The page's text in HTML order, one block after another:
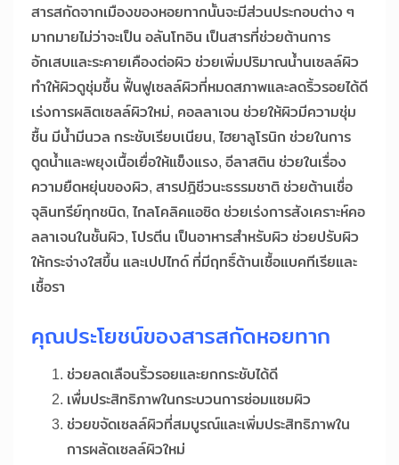
สารสกัดจากเมืองของหอยทากนั้นจะมีส่วนประกอบต่าง ๆ
มากมายไม่ว่าจะเป็น อลันโทอิน เป็นสารที่ช่วยต้านการ
อักเสบและระคายเคืองต่อผิว ช่วยเพิ่มปริมาณน้ำนเซลล์ผิว
ทำให้ผิวดูชุ่มชื้น ฟื้นฟูเซลล์ผิวที่หมดสภาพและลดริ้วรอยได้ดี
เร่งการผลิตเซลล์ผิวใหม่, คอลลาเจน ช่วยให้ผิวมีความชุ่ม
ชื้น มีน้ำมีนวล กระชับเรียบเนียน, ไฮยาลูโรนิก ช่วยในการ
ดูดน้ำและพยุงเนื้อเยื่อให้แข็งแรง, อีลาสติน ช่วยในเรื่อง
ความยืดหยุ่นของผิว, สารปฎิชีวนะธรรมชาติ ช่วยต้านเชื่อ
จุลินทรีย์ทุกชนิด, ไกลโคลิคแอซิด ช่วยเร่งการสังเคราะห์คอ
ลลาเจนในชั้นผิว, โปรตีน เป็นอาหารสำหรับผิว ช่วยปรับผิว
ให้กระจ่างใสขึ้น และเปปไทด์ ที่มีฤทธิ์ต้านเชื้อแบคทีเรียและ
เชื้อรา
คุณประโยชน์ของสารสกัดหอยทาก
ช่วยลดเลือนริ้วรอยและยกกระชับได้ดี
เพื่มประสิทธิภาพในกระบวนการซ่อมแซมผิว
ช่วยขจัดเซลล์ผิวที่สมบูรณ์และเพิ่มประสิทธิภาพใน
การผลัดเซลล์ผิวใหม่